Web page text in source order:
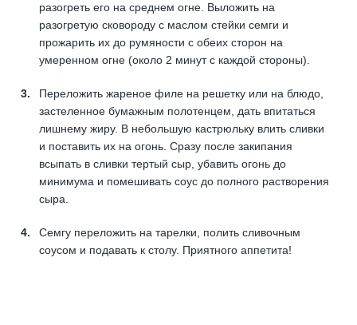
разогреть его на среднем огне. Выложить на
разогретую сковороду с маслом стейки семги и
прожарить их до румяности с обеих сторон на
умеренном огне (около 2 минут с каждой стороны).
Переложить жареное филе на решетку или на блюдо,
застеленное бумажным полотенцем, дать впитаться
лишнему жиру. В небольшую кастрюльку влить сливки
и поставить их на огонь. Сразу после закипания
всыпать в сливки тертый сыр, убавить огонь до
минимума и помешивать соус до полного растворения
сыра.
Семгу переложить на тарелки, полить сливочным
соусом и подавать к столу. Приятного аппетита!